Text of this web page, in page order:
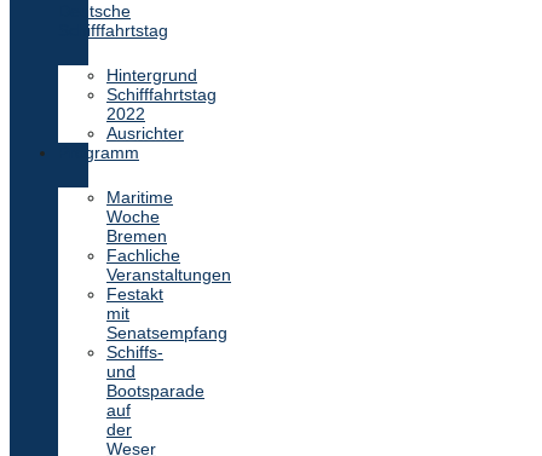
Deutsche
Schifffahrtstag
Hintergrund
Schifffahrtstag
2022
Ausrichter
Programm
Maritime
Woche
Bremen
Fachliche
Veranstaltungen
Festakt
mit
Senatsempfang
Schiffs-
und
Bootsparade
auf
der
Weser